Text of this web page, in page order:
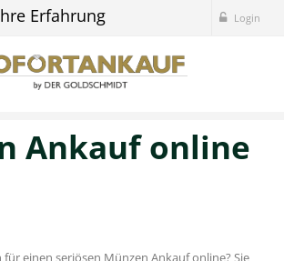
Erfahrung Login
Ankauf online
für einen seriösen Münzen Ankauf online? Sie